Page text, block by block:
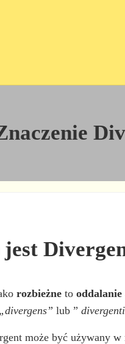
jest
rozbieżne to
„divergens” lub ”
może być używany